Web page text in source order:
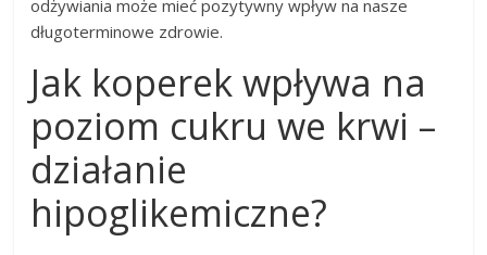
odżywiania może mieć pozytywny wpływ na nasze
długoterminowe zdrowie.
Jak koperek wpływa na
poziom cukru we krwi –
działanie
hipoglikemiczne?